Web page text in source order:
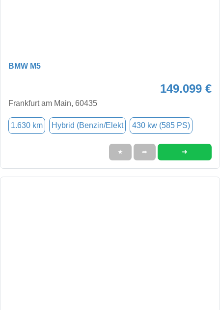
BMW M5
149.099 €
Frankfurt am Main, 60435
1.630 km Hybrid (Benzin/Elekt 430 kw (585 PS)
★ ➦ ➜